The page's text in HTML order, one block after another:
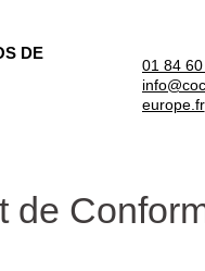
DE
01 84
europe.fr
de